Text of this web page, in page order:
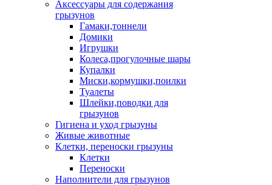
Аксессуары для содержания
грызунов
Гамаки,тоннели
Домики
Игрушки
Колеса,прогулочные шары
Купалки
Миски,кормушки,поилки
Туалеты
Шлейки,поводки для
грызунов
Гигиена и уход грызуны
Живые животные
Клетки, переноски грызуны
Клетки
Переноски
Наполнители для грызунов